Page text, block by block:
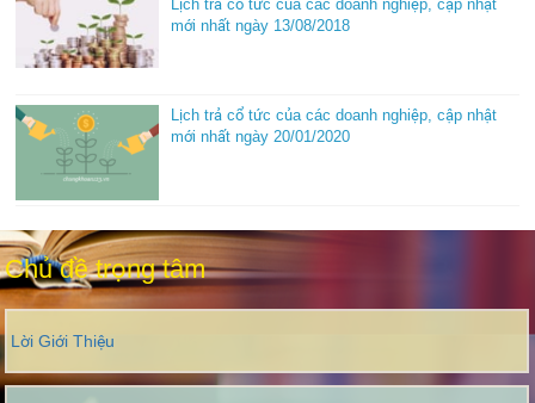
Lịch trả cổ tức của các doanh nghiệp, cập nhật
mới nhất ngày 13/08/2018
Lịch trả cổ tức của các doanh nghiệp, cập nhật
mới nhất ngày 20/01/2020
Chủ đề trọng tâm
Lời Giới Thiệu